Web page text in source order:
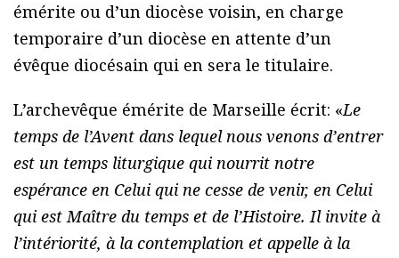
émérite ou d’un diocèse voisin, en charge
temporaire d’un diocèse en attente d’un
évêque diocésain qui en sera le titulaire.
L’archevêque émérite de Marseille écrit: «Le
temps de l’Avent dans lequel nous venons d’entrer
est un temps liturgique qui nourrit notre
espérance en Celui qui ne cesse de venir, en Celui
qui est Maître du temps et de l’Histoire. Il invite à
l’intériorité, à la contemplation et appelle à la